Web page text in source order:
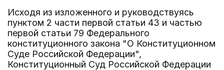
Исходя из изложенного и руководствуясь
пунктом 2 части первой статьи 43 и частью
первой статьи 79 Федерального
конституционного закона "О Конституционном
Суде Российской Федерации",
Конституционный Суд Российской Федерации